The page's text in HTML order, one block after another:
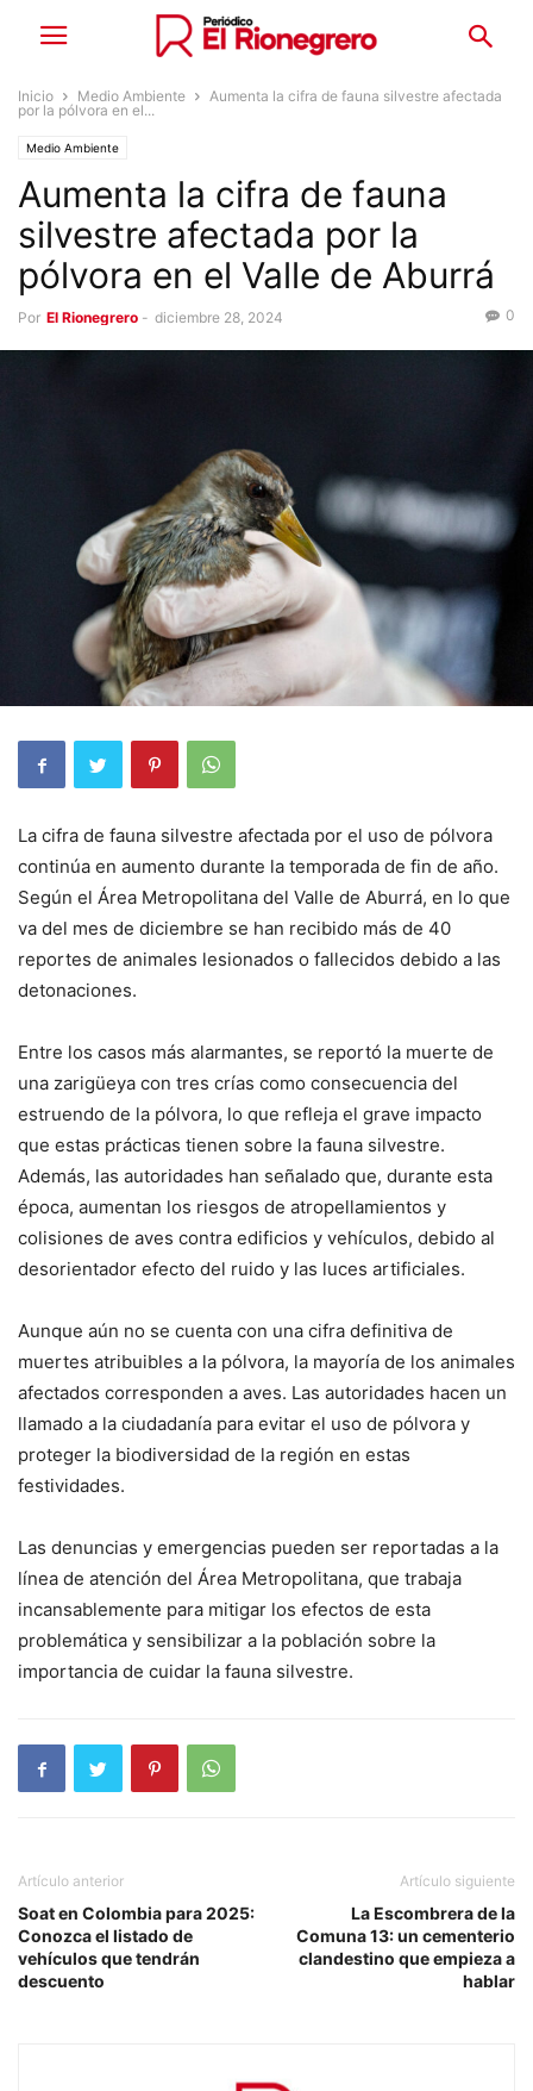
Inicio Medio Ambiente
Aumenta la cifra de fauna silvestre afectada
por la pólvora en el...
Medio Ambiente
Aumenta la cifra de fauna
silvestre afectada por la
pólvora en el Valle de Aburrá
Por El Rionegrero - diciembre 28, 2024 0
La cifra de fauna silvestre afectada por el uso de pólvora
continúa en aumento durante la temporada de fin de año.
Según el Área Metropolitana del Valle de Aburrá, en lo que
va del mes de diciembre se han recibido más de 40
reportes de animales lesionados o fallecidos debido a las
detonaciones.
Entre los casos más alarmantes, se reportó la muerte de
una zarigüeya con tres crías como consecuencia del
estruendo de la pólvora, lo que refleja el grave impacto
que estas prácticas tienen sobre la fauna silvestre.
Además, las autoridades han señalado que, durante esta
época, aumentan los riesgos de atropellamientos y
colisiones de aves contra edificios y vehículos, debido al
desorientador efecto del ruido y las luces artificiales.
Aunque aún no se cuenta con una cifra definitiva de
muertes atribuibles a la pólvora, la mayoría de los animales
afectados corresponden a aves. Las autoridades hacen un
llamado a la ciudadanía para evitar el uso de pólvora y
proteger la biodiversidad de la región en estas
festividades.
Las denuncias y emergencias pueden ser reportadas a la
línea de atención del Área Metropolitana, que trabaja
incansablemente para mitigar los efectos de esta
problemática y sensibilizar a la población sobre la
importancia de cuidar la fauna silvestre.
Artículo anterior
Soat en Colombia para 2025:
Conozca el listado de
vehículos que tendrán
descuento
Artículo siguiente
La Escombrera de la
Comuna 13: un cementerio
clandestino que empieza a
hablar